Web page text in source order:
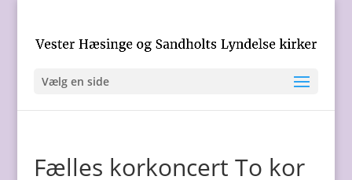
Vælg en side
Fælles korkoncert To kor